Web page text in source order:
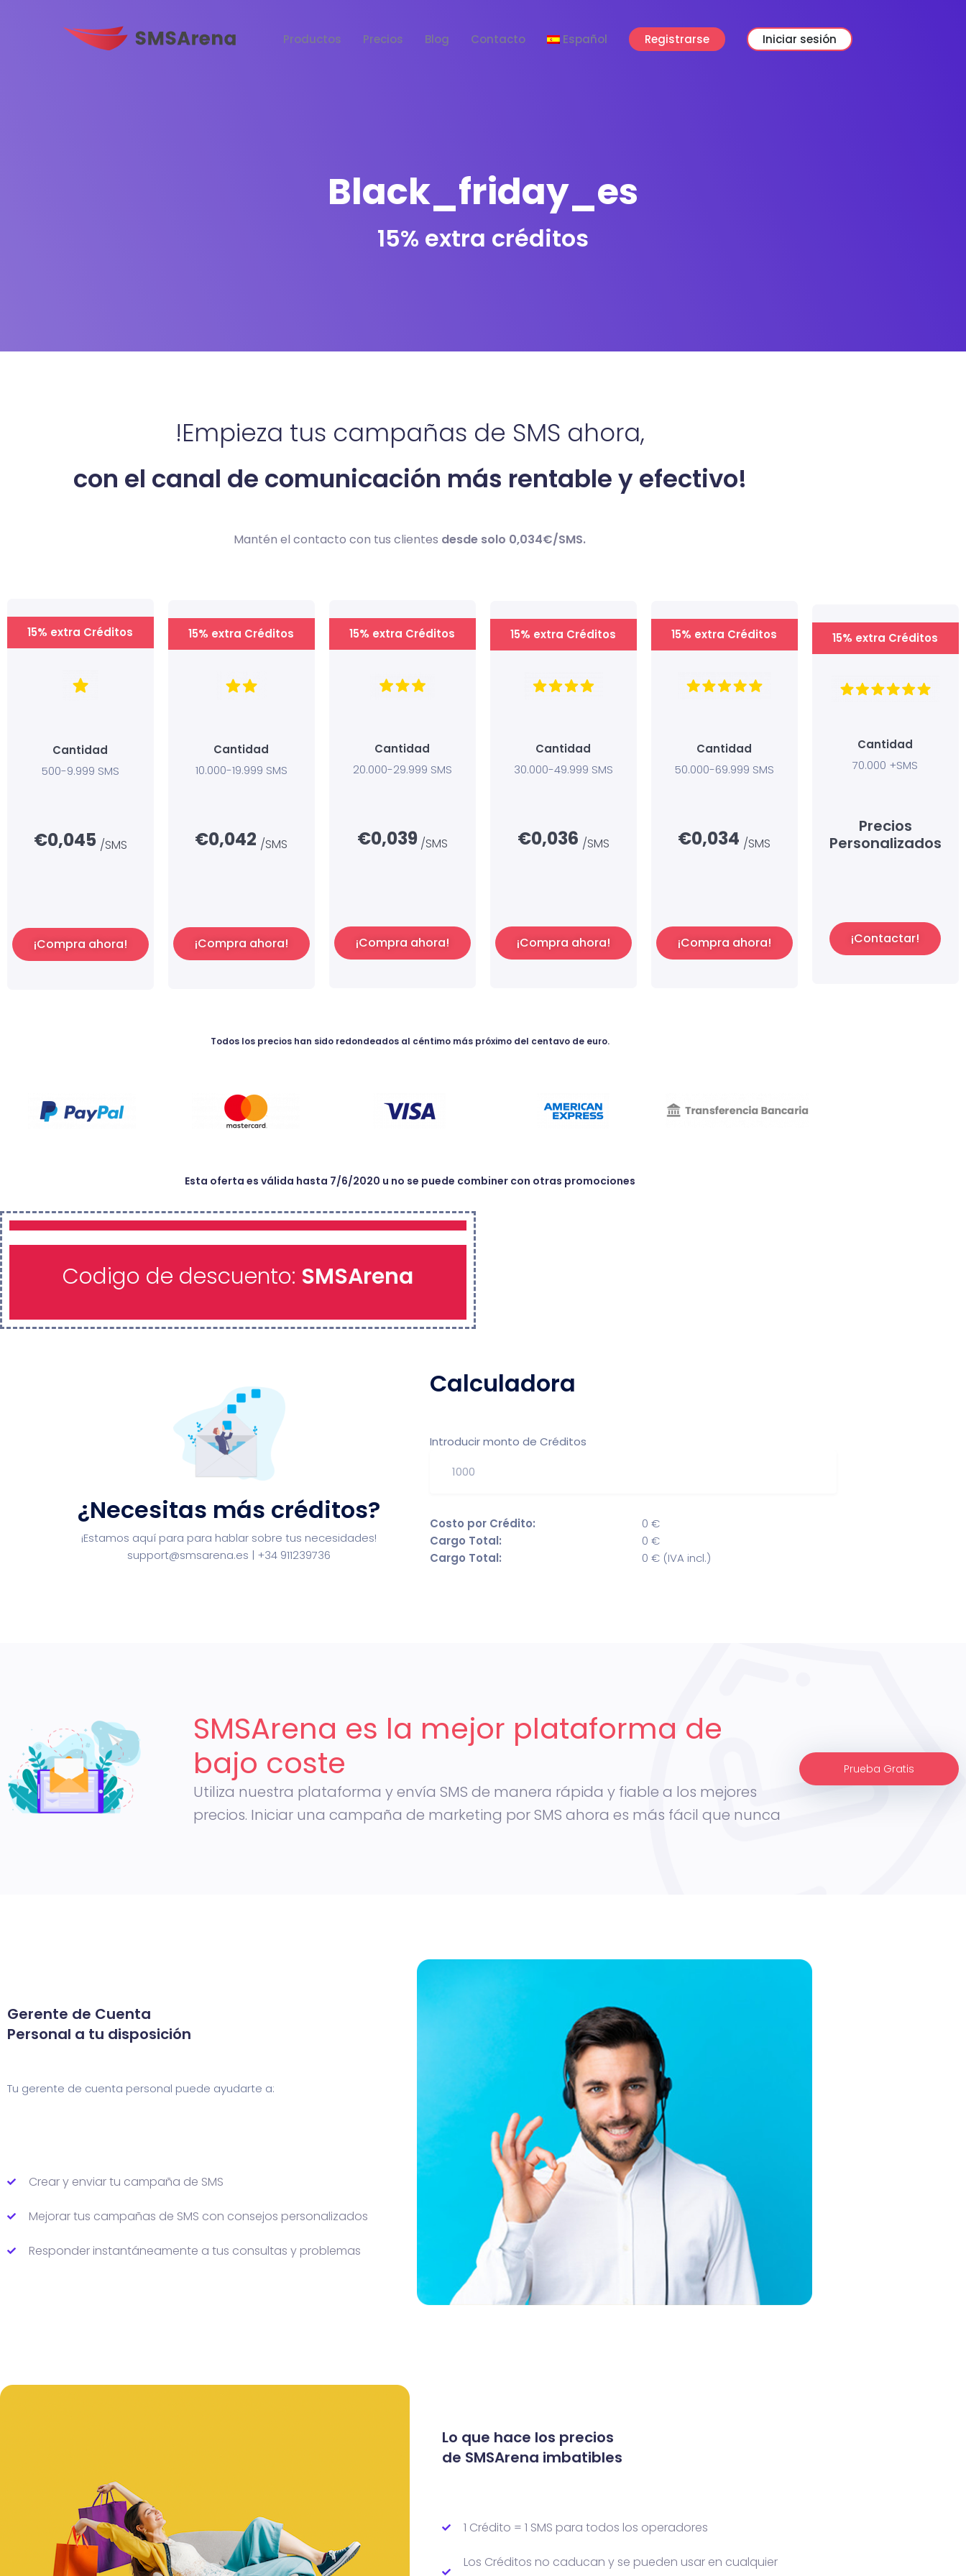
Productos Precios Blog Contacto Español Registrarse Iniciar sesión
Black_friday_es
15% extra créditos
!Empieza tus campañas de SMS ahora,
con el canal de comunicación más rentable y efectivo!
Mantén el contacto con tus clientes desde solo 0,034€/SMS.
15% extra Créditos
Cantidad
500-9.999 SMS
€0,045 /SMS
¡Compra ahora!
15% extra Créditos
Cantidad
10.000-19.999 SMS
€0,042 /SMS
¡Compra ahora!
15% extra Créditos
Cantidad
20.000-29.999 SMS
€0,039/SMS
¡Compra ahora!
15% extra Créditos
Cantidad
30.000-49.999 SMS
€0,036 /SMS
¡Compra ahora!
15% extra Créditos
Cantidad
50.000-69.999 SMS
€0,034 /SMS
¡Compra ahora!
15% extra Créditos
Cantidad
70.000 +SMS
Precios
Personalizados
¡Contactar!
Todos los precios han sido redondeados al céntimo más próximo del centavo de euro.
Esta oferta es válida hasta 7/6/2020 u no se puede combiner con otras promociones
Codigo de descuento: SMSArena
¿Necesitas más créditos?
¡Estamos aquí para para hablar sobre tus necesidades!
support@smsarena.es | +34 911239736
Calculadora
Introducir monto de Créditos
Costo por Crédito: 0 €
Cargo Total:
0 €
Cargo Total:
0 € (IVA incl.)
SMSArena es la mejor plataforma de
bajo coste
Utiliza nuestra plataforma y envía SMS de manera rápida y fiable a los mejores
precios. Iniciar una campaña de marketing por SMS ahora es más fácil que nunca
Prueba Gratis
Gerente de Cuenta
Personal a tu disposición
Tu gerente de cuenta personal puede ayudarte a:
Crear y enviar tu campaña de SMS
Mejorar tus campañas de SMS con consejos personalizados
Responder instantáneamente a tus consultas y problemas
Lo que hace los precios
de SMSArena imbatibles
1 Crédito = 1 SMS para todos los operadores
Los Créditos no caducan y se pueden usar en cualquier